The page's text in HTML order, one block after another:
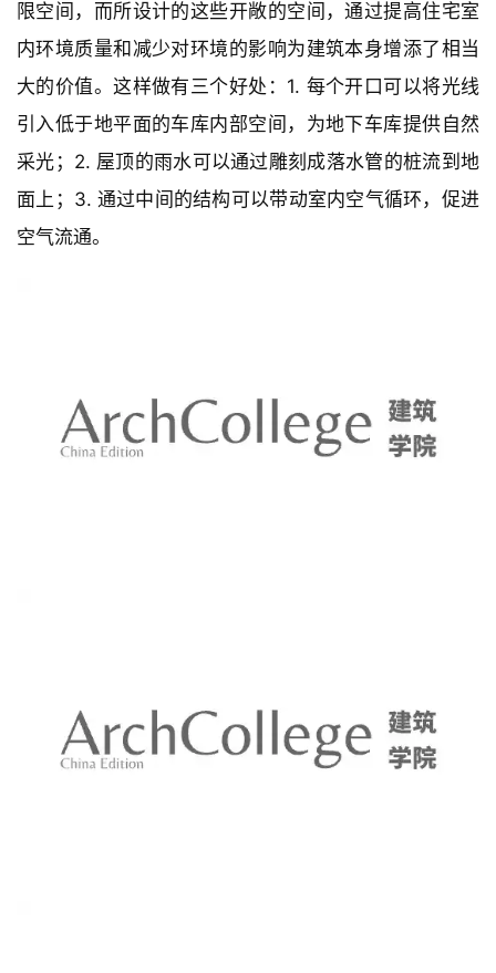
限空间，而所设计的这些开敞的空间，通过提高住宅室
内环境质量和减少对环境的影响为建筑本身增添了相当
大的价值。这样做有三个好处：1. 每个开口可以将光线
引入低于地平面的车库内部空间，为地下车库提供自然
采光；2. 屋顶的雨水可以通过雕刻成落水管的桩流到地
面上；3. 通过中间的结构可以带动室内空气循环，促进
空气流通。